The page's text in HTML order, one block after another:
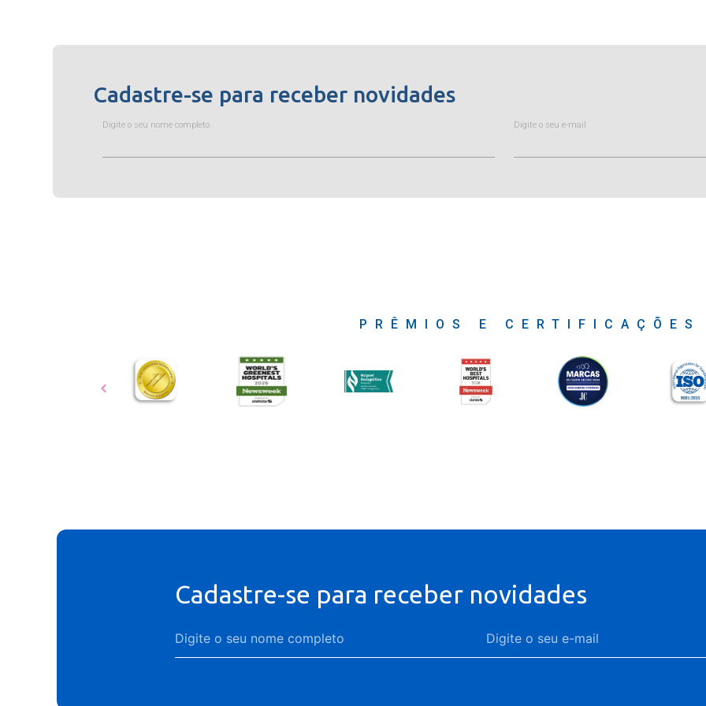
Cadastre-se para receber novidades
Digite o seu nome completo Digite o seu e-mail
PRÊMIOS E CERTIFICAÇÕES
Cadastre-se para receber novidades